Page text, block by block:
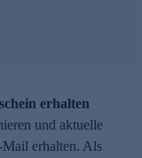
erhalten
und aktuelle
erhalten. Als